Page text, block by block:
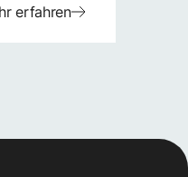
erfahren